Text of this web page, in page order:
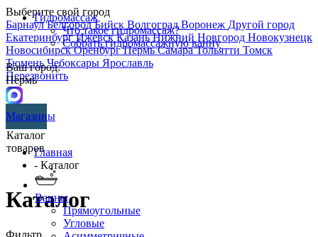
Выберите свой город
БарнаулБелгородБийск ВолгоградВоронеж Другой город
ЕкатеринбургИжевскКазаньНижний Новгород Новокузнецк
НовосибирскОренбургПермьСамараТольятти Томск
ТюменьЧебоксары Ярославль
Перезвонить
Гидромассаж
Что такое гидромассаж?
Собрать гидромассажную ванну
Ваш город:
Пермь
Магазины
Каталог
товаров
Ванны
Прямоугольные
Угловые
Главная
- Каталог
Каталог
Фильтр